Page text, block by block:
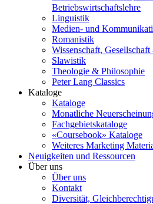
Betriebswirtschaftslehre
Linguistik
Medien- und
Romanistik
Wissenschaft,
Slawistik
Theologie & Philosophie
Peter Lang Classics
Kataloge
Kataloge
Monatliche
Fachgebietskataloge
«Coursebook» Kataloge
Weiteres Marketing
Neuigkeiten und Ressourcen
Über uns
Über uns
Kontakt
Diversität,